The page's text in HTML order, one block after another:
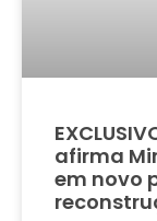
afirma
em novo